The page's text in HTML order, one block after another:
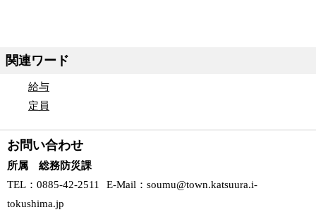
関連ワード
給与
定員
お問い合わせ
所属 総務防災課
TEL ：0885-42-2511 E-Mail ： soumu@town.katsuura.i-
tokushima.jp